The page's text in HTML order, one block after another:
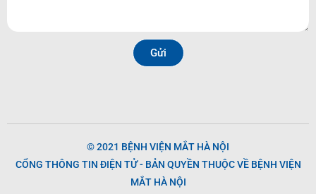
Gửi
© 2021 BỆNH VIỆN MẮT HÀ NỘI
CỔNG THÔNG TIN ĐIỆN TỬ - BẢN QUYỀN THUỘC VỀ BỆNH VIỆN
MẮT HÀ NỘI